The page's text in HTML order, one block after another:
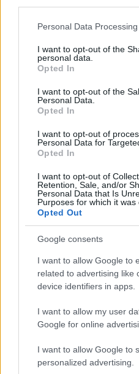
Please note that this website/
not limited to your visit or
grant or deny consent to
use your data for below
consent section.
Personal Data
I want to opt-out of the
personal data.
Opted In
I want to opt-out of the
Personal Data.
Opted In
I want to opt-out of
Personal Data for
Opted In
I want to opt-out of
Retention, Sale, and/or
Personal Data that Is
Purposes for which it was
Opted Out
Google consents
I want to allow Google to
related to advertising like
device identifiers in apps.
I want to allow my user
Google for online
I want to allow Google to
personalized advertising.
El euro cede terreno frente al
COTIZACIONES CRYPTO
Nombre
Bitcoin
(BTC)
Ethereum